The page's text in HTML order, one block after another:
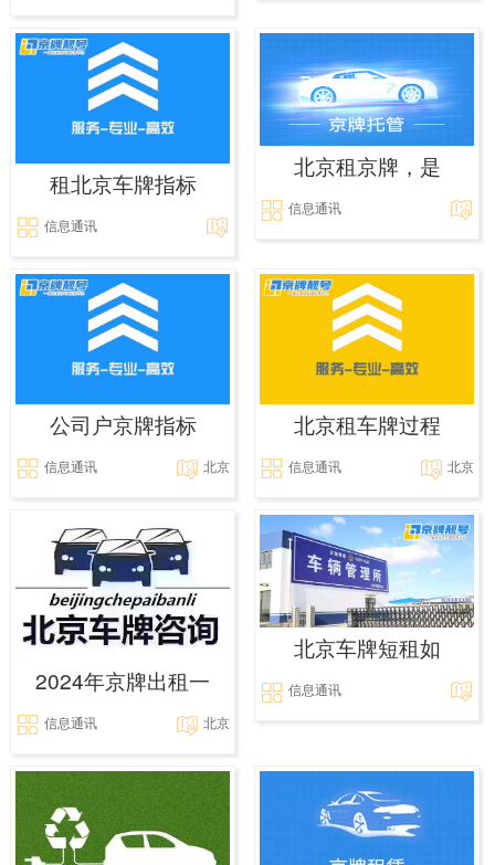
租北京车牌指标
信息通讯
北京租京牌，是
信息通讯
公司户京牌指标
信息通讯 北京
北京租车牌过程
信息通讯 北京
2024年京牌出租一
信息通讯 北京
北京车牌短租如
信息通讯